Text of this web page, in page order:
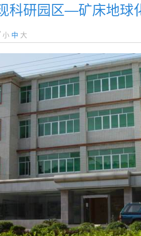
科研园区—矿床地球
小 中 大